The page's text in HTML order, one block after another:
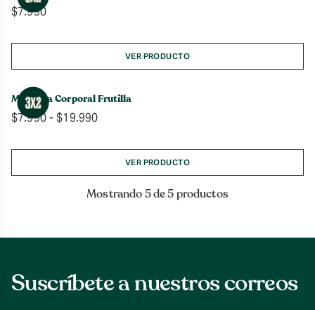
$7.990
VER PRODUCTO
Manteca Corporal Frutilla
$7.990- $19.990Rango
precios:
desde
$7.990
hasta
VER PRODUCTO
Mostrando 5 de 5 productos
Suscríbete a nuestros correos